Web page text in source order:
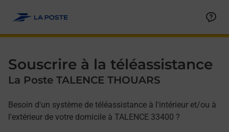
Souscrire à la téléassistance
La Poste TALENCE THOUARS
Besoin d'un système de téléassistance à l'intérieur et/ou à
l'extérieur de votre domicile à TALENCE 33400 ?